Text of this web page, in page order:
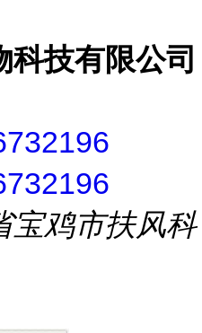
技有限公司
宝鸡市扶风科